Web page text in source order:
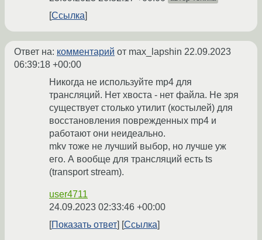
Ссылка
Ответ на: комментарий от max_lapshin 22.09.2023
06:39:18 +00:00
Никогда не используйте mp4 для
трансляций. Нет хвоста - нет файла. Не зря
существует столько утилит (костылей) для
восстановления поврежденных mp4 и
работают они неидеально.
mkv тоже не лучший выбор, но лучше уж
его. А вообще для трансляций есть ts
(transport stream).
user4711
24.09.2023 02:33:46 +00:00
Показать ответ
Ссылка